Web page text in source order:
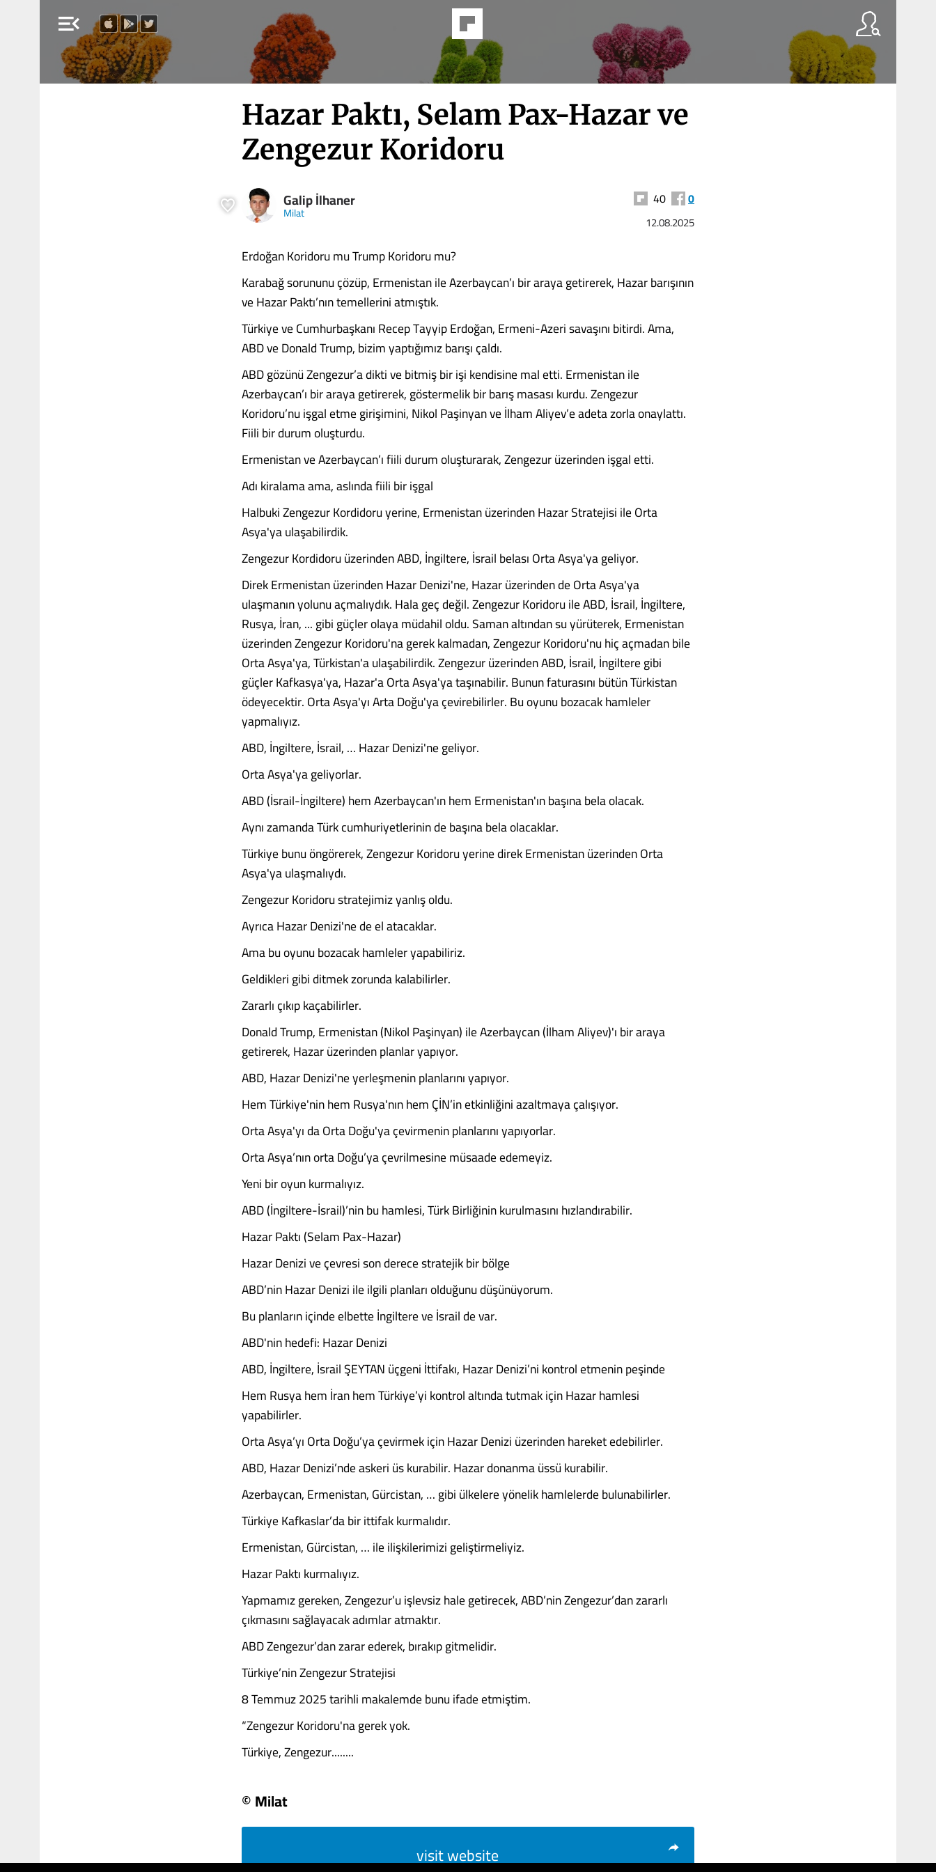
menu_open
Hazar Paktı, Selam Pax-Hazar ve
Zengezur Koridoru
Galip İlhaner
Milat
40 0
12.08.2025
Erdoğan Koridoru mu Trump Koridoru mu?
Karabağ sorununu çözüp, Ermenistan ile Azerbaycan’ı bir araya getirerek, Hazar barışının
ve Hazar Paktı’nın temellerini atmıştık.
Türkiye ve Cumhurbaşkanı Recep Tayyip Erdoğan, Ermeni-Azeri savaşını bitirdi. Ama,
ABD ve Donald Trump, bizim yaptığımız barışı çaldı.
ABD gözünü Zengezur’a dikti ve bitmiş bir işi kendisine mal etti. Ermenistan ile
Azerbaycan’ı bir araya getirerek, göstermelik bir barış masası kurdu. Zengezur
Koridoru’nu işgal etme girişimini, Nikol Paşinyan ve İlham Aliyev’e adeta zorla onaylattı.
Fiili bir durum oluşturdu.
Ermenistan ve Azerbaycan’ı fiili durum oluşturarak, Zengezur üzerinden işgal etti.
Adı kiralama ama, aslında fiili bir işgal
Halbuki Zengezur Kordidoru yerine, Ermenistan üzerinden Hazar Stratejisi ile Orta
Asya'ya ulaşabilirdik.
Zengezur Kordidoru üzerinden ABD, İngiltere, İsrail belası Orta Asya'ya geliyor.
Direk Ermenistan üzerinden Hazar Denizi'ne, Hazar üzerinden de Orta Asya'ya
ulaşmanın yolunu açmalıydık. Hala geç değil. Zengezur Koridoru ile ABD, İsrail, İngiltere,
Rusya, İran, ... gibi güçler olaya müdahil oldu. Saman altından su yürüterek, Ermenistan
üzerinden Zengezur Koridoru'na gerek kalmadan, Zengezur Koridoru'nu hiç açmadan bile
Orta Asya'ya, Türkistan'a ulaşabilirdik. Zengezur üzerinden ABD, İsrail, İngiltere gibi
güçler Kafkasya'ya, Hazar'a Orta Asya'ya taşınabilir. Bunun faturasını bütün Türkistan
ödeyecektir. Orta Asya'yı Arta Doğu'ya çevirebilirler. Bu oyunu bozacak hamleler
yapmalıyız.
ABD, İngiltere, İsrail, … Hazar Denizi'ne geliyor.
Orta Asya'ya geliyorlar.
ABD (İsrail-İngiltere) hem Azerbaycan'ın hem Ermenistan'ın başına bela olacak.
Aynı zamanda Türk cumhuriyetlerinin de başına bela olacaklar.
Türkiye bunu öngörerek, Zengezur Koridoru yerine direk Ermenistan üzerinden Orta
Asya'ya ulaşmalıydı.
Zengezur Koridoru stratejimiz yanlış oldu.
Ayrıca Hazar Denizi'ne de el atacaklar.
Ama bu oyunu bozacak hamleler yapabiliriz.
Geldikleri gibi ditmek zorunda kalabilirler.
Zararlı çıkıp kaçabilirler.
Donald Trump, Ermenistan (Nikol Paşinyan) ile Azerbaycan (İlham Aliyev)'ı bir araya
getirerek, Hazar üzerinden planlar yapıyor.
ABD, Hazar Denizi'ne yerleşmenin planlarını yapıyor.
Hem Türkiye'nin hem Rusya'nın hem ÇİN’in etkinliğini azaltmaya çalışıyor.
Orta Asya'yı da Orta Doğu'ya çevirmenin planlarını yapıyorlar.
Orta Asya’nın orta Doğu’ya çevrilmesine müsaade edemeyiz.
Yeni bir oyun kurmalıyız.
ABD (İngiltere-İsrail)’nin bu hamlesi, Türk Birliğinin kurulmasını hızlandırabilir.
Hazar Paktı (Selam Pax-Hazar)
Hazar Denizi ve çevresi son derece stratejik bir bölge
ABD’nin Hazar Denizi ile ilgili planları olduğunu düşünüyorum.
Bu planların içinde elbette İngiltere ve İsrail de var.
ABD'nin hedefi: Hazar Denizi
ABD, İngiltere, İsrail ŞEYTAN üçgeni İttifakı, Hazar Denizi’ni kontrol etmenin peşinde
Hem Rusya hem İran hem Türkiye’yi kontrol altında tutmak için Hazar hamlesi
yapabilirler.
Orta Asya’yı Orta Doğu’ya çevirmek için Hazar Denizi üzerinden hareket edebilirler.
ABD, Hazar Denizi’nde askeri üs kurabilir. Hazar donanma üssü kurabilir.
Azerbaycan, Ermenistan, Gürcistan, … gibi ülkelere yönelik hamlelerde bulunabilirler.
Türkiye Kafkaslar’da bir ittifak kurmalıdır.
Ermenistan, Gürcistan, … ile ilişkilerimizi geliştirmeliyiz.
Hazar Paktı kurmalıyız.
Yapmamız gereken, Zengezur’u işlevsiz hale getirecek, ABD’nin Zengezur’dan zararlı
çıkmasını sağlayacak adımlar atmaktır.
ABD Zengezur’dan zarar ederek, bırakıp gitmelidir.
Türkiye’nin Zengezur Stratejisi
8 Temmuz 2025 tarihli makalemde bunu ifade etmiştim.
“Zengezur Koridoru'na gerek yok.
Türkiye, Zengezur........
© Milat
visit website